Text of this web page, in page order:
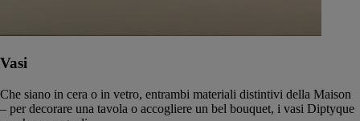
Vasi
Che siano in cera o in vetro, entrambi materiali distintivi della Maison
– per decorare una tavola o accogliere un bel bouquet, i vasi Diptyque